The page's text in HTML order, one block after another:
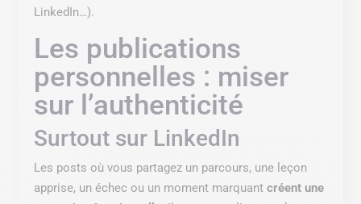
LinkedIn…).
Les publications
personnelles : miser
sur l’authenticité
Surtout sur LinkedIn
Les posts où vous partagez un parcours, une leçon
apprise, un échec ou un moment marquantcréent une